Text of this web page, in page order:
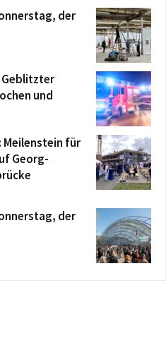
der
Geblitzter
und
Meilenstein für
Georg-
der